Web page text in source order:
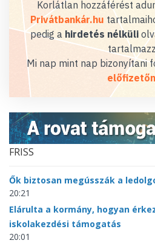
Korlátlan hozzáférést
Privátbankár.hu
pedig a hirdetés nélküli
Mi nap mint nap bizonyítani
FRISS
Ők biztosan megússzák a
20:21
Elárulta a kormány, hogyan
iskolakezdési támogatás
20:01